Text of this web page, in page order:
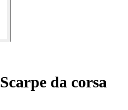
Scarpe da corsa